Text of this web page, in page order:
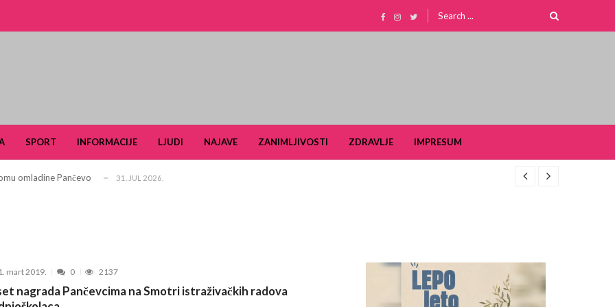
Search
SPORT INFORMACIJE LJUDI NAJAVE ZANIMLJIVOSTI ZDRAVLJE IMPRESUM
u Ulici Dragutina Ilkića Birte kod v... 21. APRIL 2026.
omladine Pančevo 31. JUL 2026.
Stara Misa: Na mrežu će biti pri...
od 25. do 28. juna
u okviru projekta TERRAIN u čijem fo...
mart 2019. 0 2137
nagrada Pančevcima na Smotri istraživačkih radova